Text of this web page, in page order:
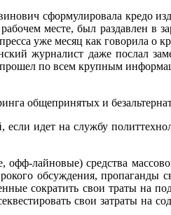
сформулировала кредо
месте, был раздавлен в
уже месяц как говорила о
журналист даже послал
по всем крупным
общепринятых и
идет на службу
лайновые) средства
обсуждения, пропаганды
сократить свои траты на
свои затраты на